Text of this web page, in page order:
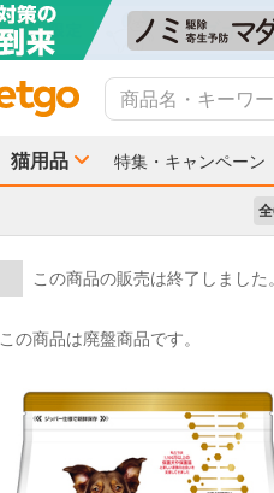
猫用品 特集・キャンペーン
この商品の販売は終了しました。
この商品は廃盤商品です。